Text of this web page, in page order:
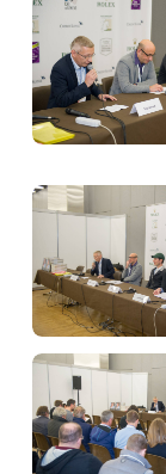
DÉPARTS & RÉSULTATS
BILLETTERIE
MÉDIAS